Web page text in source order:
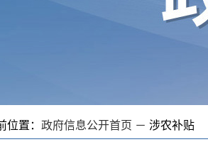
位置： 政府信息公开首页 － 涉农补贴